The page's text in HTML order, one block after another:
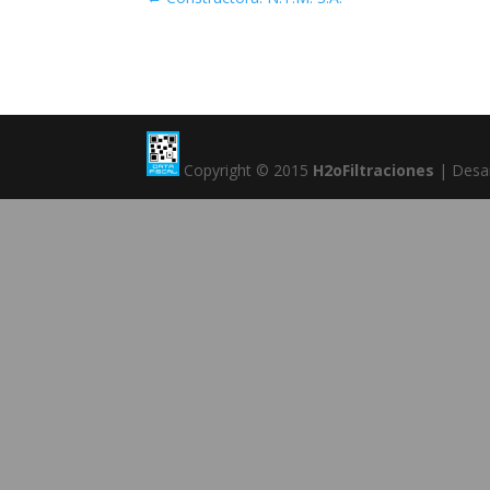
Copyright © 2015 H2oFiltraciones |